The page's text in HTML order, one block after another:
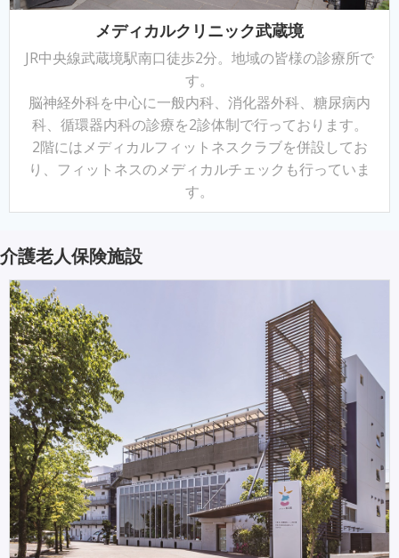
メディカルクリニック武蔵境
JR中央線武蔵境駅南口徒歩2分。地域の皆様の診療所で
す。
脳神経外科を中心に一般内科、消化器外科、糖尿病内
科、循環器内科の診療を2診体制で行っております。
2階にはメディカルフィットネスクラブを併設してお
り、フィットネスのメディカルチェックも行っていま
す。
介護老人保険施設